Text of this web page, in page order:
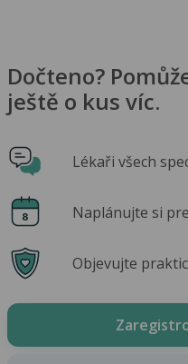
Dočteno?
ještě o kus víc.
Lékaři všech
Naplánujte si
Objevujte